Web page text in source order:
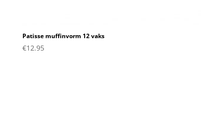
Patisse muffinvorm 12 vaks
€12.95